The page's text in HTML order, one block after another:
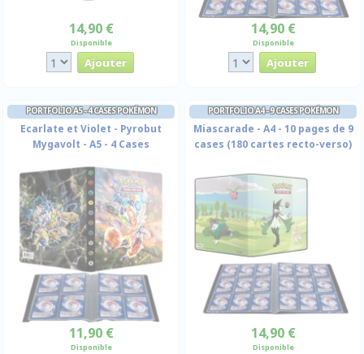
14,90 €
Disponible
14,90 €
Disponible
PORTFOLIO A5 - 4 CASES POKÉMON
Ecarlate et Violet - Pyrobut
Mygavolt - A5 - 4 Cases
11,90 €
Disponible
PORTFOLIO A4 - 9 CASES POKÉMON
Miascarade - A4 - 10 pages de 9
cases (180 cartes recto-verso)
14,90 €
Disponible